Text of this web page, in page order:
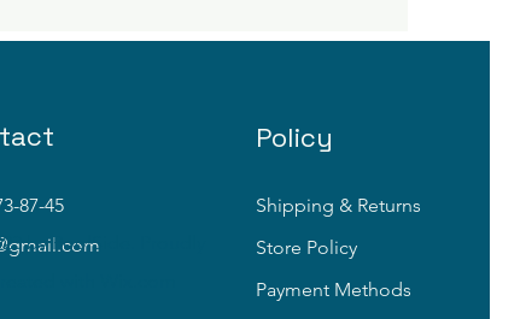
87-45
Policy
Shipping & Returns
Store Policy
Payment Methods
by PoolSide. Proudly